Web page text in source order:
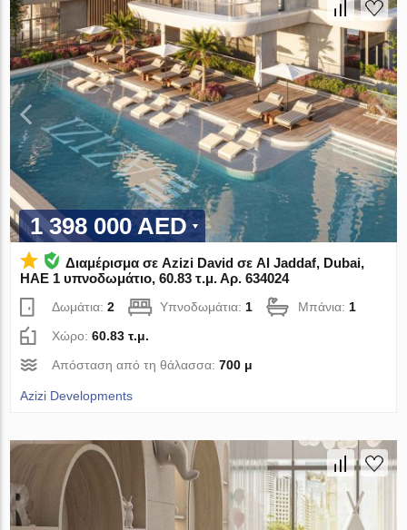
1 398 000 AED
Διαμέρισμα σε Azizi David σε Al Jaddaf, Dubai,
ΗΑΕ 1 υπνοδωμάτιο, 60.83 τ.μ. Αρ. 634024
Δωμάτια:2 Υπνοδωμάτια: 1 Μπάνια: 1
Χώρο:60.83 τ.μ.
Απόσταση από τη θάλασσα:700 μ
Azizi Developments